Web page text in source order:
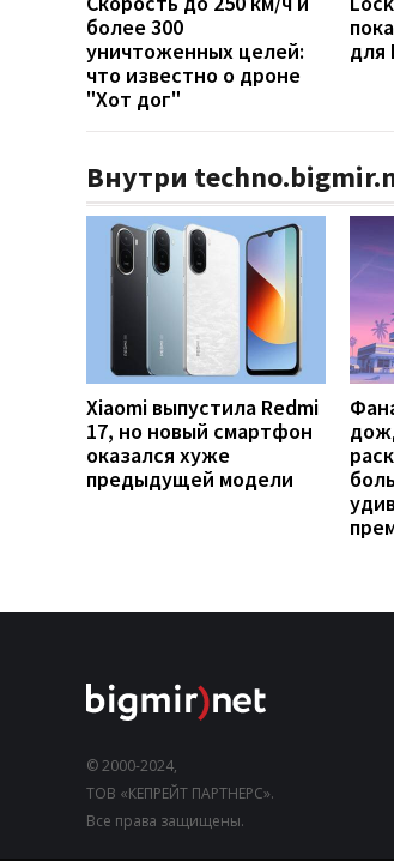
более 300
уничтоженных целей:
что известно о дроне
"Хот дог"
для
Внутри
Xiaomi выпустила Redmi
17, но новый смартфон
оказался хуже
предыдущей модели
© 2000-2024,
ТОВ «КЕПРЕЙТ ПАРТНЕРС».
Все права защищены.